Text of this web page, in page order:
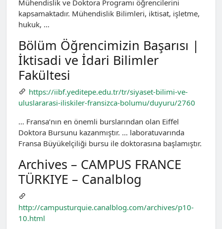
Mühendislik ve Doktora Programı öğrencilerini
kapsamaktadır. Mühendislik Bilimleri, iktisat, işletme,
hukuk, …
Bölüm Öğrencimizin Başarısı |
İktisadi ve İdari Bilimler
Fakültesi
https://iibf.yeditepe.edu.tr/tr/siyaset-bilimi-ve-
uluslararasi-iliskiler-fransizca-bolumu/duyuru/2760
… Fransa’nın en önemli burslarından olan Eiffel
Doktora Bursunu kazanmıştır. … laboratuvarında
Fransa Büyükelçiliği bursu ile doktorasına başlamıştır.
Archives – CAMPUS FRANCE
TÜRKIYE – Canalblog
http://campusturquie.canalblog.com/archives/p10-
10.html